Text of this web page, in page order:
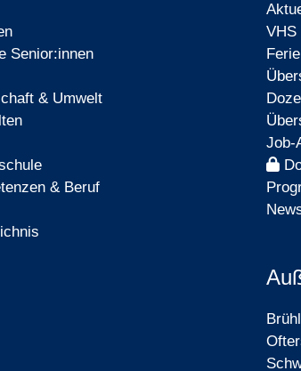
Senior:innen
& Umwelt
& Beruf
VHS
Job-
Brühl